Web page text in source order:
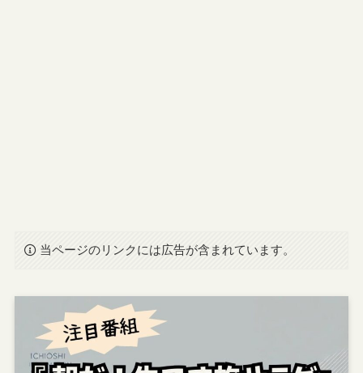
当ページのリンクには広告が含まれています。